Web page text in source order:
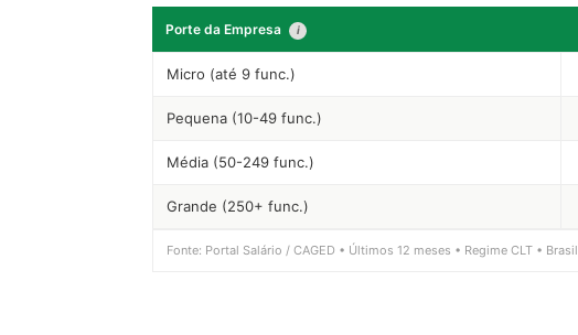
Porte da Empresa i
Micro (até 9 func.)
Pequena (10-49 func.)
Média (50-249 func.)
Grande (250+ func.)
Fonte: Portal Salário / CAGED • Últimos 12 meses • Regime CLT • Brasil